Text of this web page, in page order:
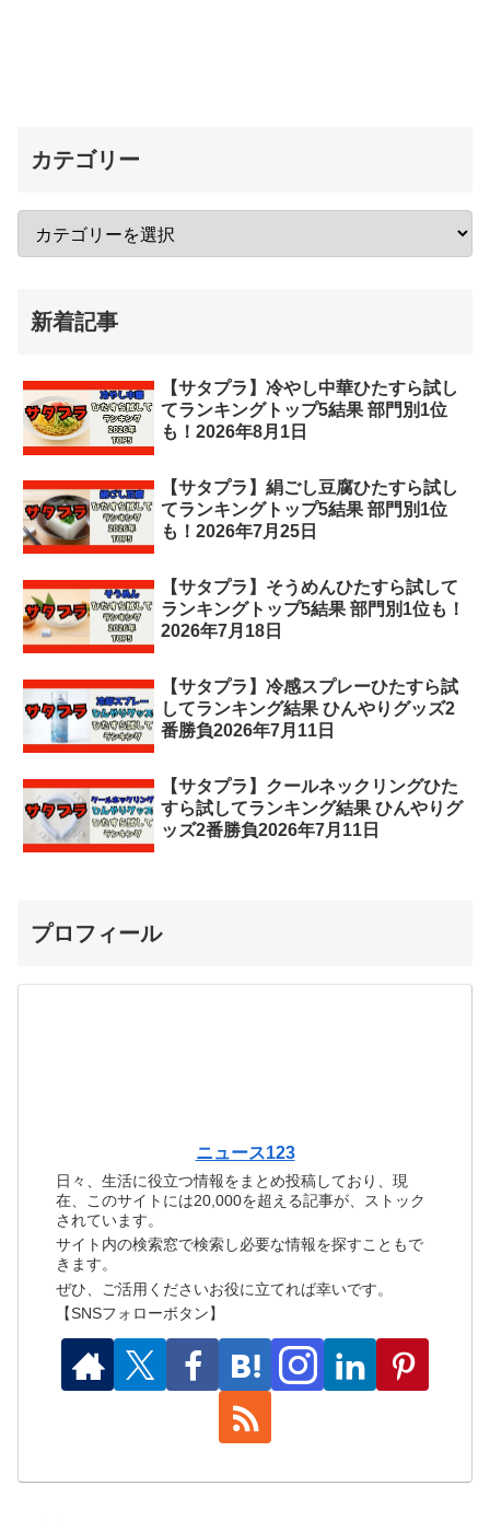
カテゴリー
新着記事
【サタプラ】冷やし中華ひたすら試し
てランキングトップ5結果 部門別1位
も！2026年8月1日
【サタプラ】絹ごし豆腐ひたすら試し
てランキングトップ5結果 部門別1位
も！2026年7月25日
【サタプラ】そうめんひたすら試して
ランキングトップ5結果 部門別1位も！
2026年7月18日
【サタプラ】冷感スプレーひたすら試
してランキング結果 ひんやりグッズ2
番勝負2026年7月11日
【サタプラ】クールネックリングひた
すら試してランキング結果 ひんやりグ
ッズ2番勝負2026年7月11日
プロフィール
ニュース123
日々、生活に役立つ情報をまとめ投稿しており、現
在、このサイトには20,000を超える記事が、ストック
されています。
サイト内の検索窓で検索し必要な情報を探すこともで
きます。
ぜひ、ご活用くださいお役に立てれば幸いです。
【SNSフォローボタン】